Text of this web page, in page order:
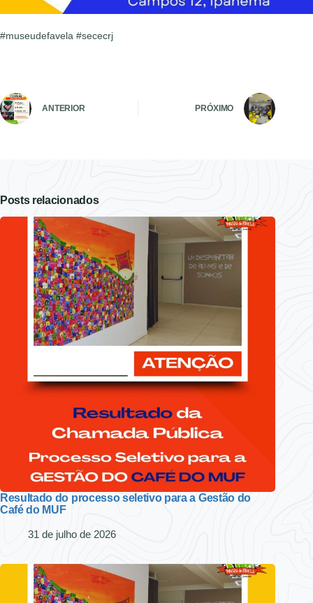
#museudefavela #sececrj
ANTERIOR PRÓXIMO
Posts relacionados
Resultado do processo seletivo para a Gestão do
Café do MUF
31 de julho de 2026